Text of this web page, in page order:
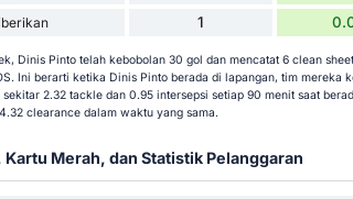
1
Dinis Pinto telah kebobolan 30 gol dan mencatat 6 clean
Ini berarti ketika Dinis Pinto berada di lapangan, tim mereka
2.32 tackle dan 0.95 intersepsi setiap 90 menit saat
clearance dalam waktu yang sama.
Merah, dan Statistik Pelanggaran